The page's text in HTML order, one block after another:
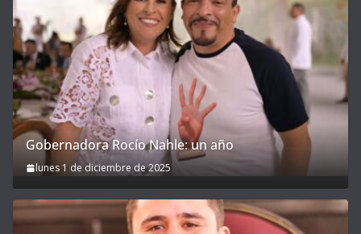
Gobernadora Rocío Nahle: un año
lunes 1 de diciembre de 2025